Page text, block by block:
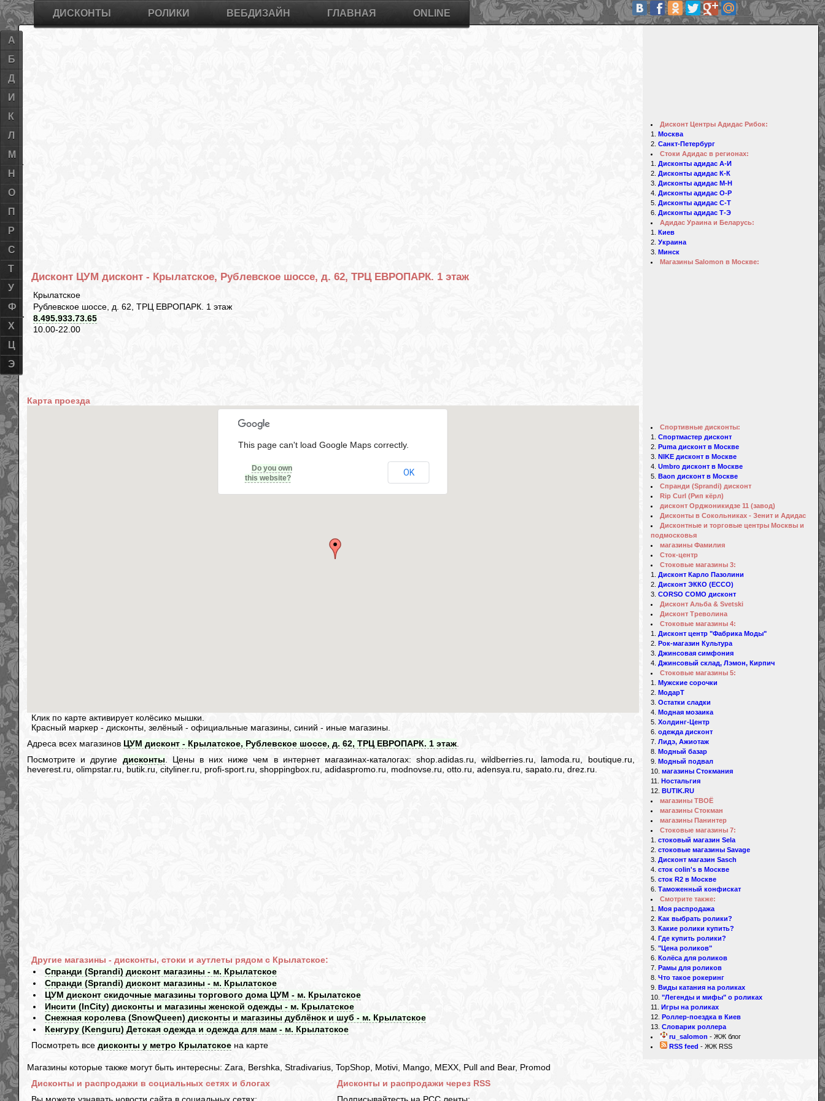
Дисконт ЦУМ дисконт - Крылатское, Рублевское шоссе, д. 62, ТРЦ ЕВРОПАРК. 1 этаж
Крылатское
Рублевское шоссе, д. 62, ТРЦ ЕВРОПАРК. 1 этаж
8.495.933.73.65
10.00-22.00
Карта проезда
This page can't load Google Maps correctly.
Do you own
this website?
OK
Клик по карте активирует колёсико мышки.
Красный маркер - дисконты, зелёный - официальные магазины, синий - иные магазины.
Адреса всех магазинов ЦУМ дисконт - Крылатское, Рублевское шоссе, д. 62, ТРЦ ЕВРОПАРК. 1 этаж
Посмотрите и другие дисконты . Цены в них ниже чем в интернет магазинах-каталогах: shop.adidas.ru, wildberries.ru, lamoda.ru, boutique.ru,
heverest.ru, olimpstar.ru, butik.ru, cityliner.ru, profi-sport.ru, shoppingbox.ru, adidaspromo.ru, modnovse.ru, otto.ru, adensya.ru, sapato.ru, drez.ru.
Другие магазины - дисконты, стоки и аутлеты рядом с Крылатское:
Спранди (Sprandi) дисконт магазины - м. Крылатское
Спранди (Sprandi) дисконт магазины - м. Крылатское
ЦУМ дисконт скидочные магазины торгового дома ЦУМ - м. Крылатское
Инсити (InCity) дисконты и магазины женской одежды - м. Крылатское
Снежная королева (SnowQueen) дисконты и магазины дублёнок и шуб - м. Крылатское
Кенгуру (Kenguru) Детская одежда и одежда для мам - м. Крылатское
Посмотреть вседисконты у метро Крылатское на карте
Магазины которые также могут быть интересны: Zara, Bershka, Stradivarius, TopShop, Motivi, Mango, MEXX, Pull and Bear, Promod
Дисконты и распродажи в социальных сетях и блогах
Дисконты и распродажи через RSS
Дисконт Центры Адидас Рибок:
Москва
Санкт-Петербург
Стоки Адидас в регионах:
Дисконты адидас А-И
Дисконты адидас К-К
Дисконты адидас М-Н
Дисконты адидас О-Р
Дисконты адидас С-Т
Дисконты адидас Т-Э
Адидас Ураина и Беларусь:
Киев
Украина
Минск
Магазины Salomon в Москве:
Спортивные дисконты:
Спортмастер дисконт
Puma дисконт в Москве
NIKE дисконт в Москве
Umbro дисконт в Москве
Baon дисконт в Москве
Спранди (Sprandi) дисконт
Rip Curl (Рип кёрл)
дисконт Орджоникидзе 11 (завод)
Дисконты в Сокольниках - Зенит и Адидас
Дисконтные и торговые центры Москвы и
подмосковья
магазины Фамилия
Сток-центр
Стоковые магазины 3:
Дисконт Карло Пазолини
Дисконт ЭККО (ECCO)
CORSO COMO дисконт
Дисконт Альба & Svetski
Дисконт Треволина
Стоковые магазины 4:
Дисконт центр "Фабрика Моды"
Рок-магазин Культура
Джинсовая симфония
Джинсовый склад, Лэмон, Кирпич
Стоковые магазины 5:
Мужские сорочки
МодарТ
Остатки сладки
Модная мозаика
Холдинг-Центр
одежда дисконт
Лидэ, Ажиотаж
Модный базар
Модный подвал
магазины Стокмания
Ностальгия
BUTIK.RU
магазины ТВОЁ
магазины Стокман
магазины Панинтер
Стоковые магазины 7:
стоковый магазин Sela
стоковые магазины Savage
Дисконт магазин Sasch
сток colin's в Москве
сток R2 в Москве
Таможенный конфискат
Смотрите также:
Моя распродажа
Как выбрать ролики?
Какие ролики купить?
Где купить ролики?
"Цена роликов"
Колёса для роликов
Рамы для роликов
Что такое рокеринг
Виды катания на роликах
"Легенды и мифы" о роликах
Игры на роликах
Роллер-поездка в Киев
Словарик роллера
ru_salomon - ЖЖ блог
RSS feed - ЖЖ RSS
ДИСКОНТЫ РОЛИКИ ВЕБДИЗАЙН ГЛАВНАЯ ONLINE
А
Б
Д
И
К
Л
М
Н
О
П
Р
С
Т
У
Ф
Х
Ц
Э